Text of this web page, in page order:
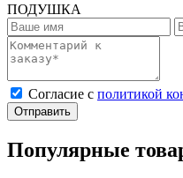
ПОДУШКА
Cогласие с политикой
Отправить
Популярные